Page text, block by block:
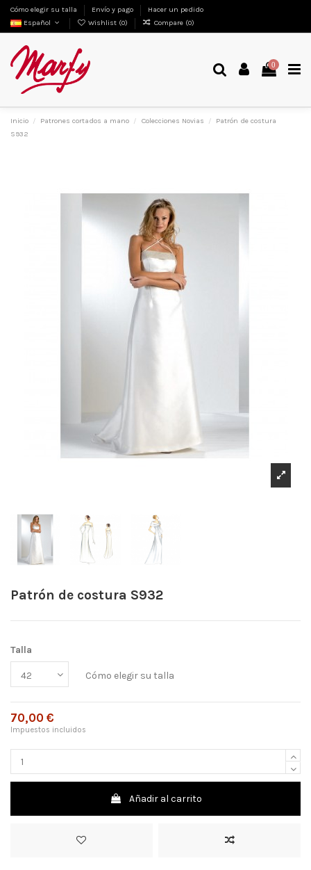
Cómo elegir su talla Envío y pago
Hacer un pedido
Español
Wishlist (0) Compare (0)
0
Inicio Patrones cortados a mano Colecciones Novias
Patrón de costura
S932
Patrón de costura S932
Talla
Cómo elegir su talla
70,00 €
Impuestos incluidos
Añadir al carrito